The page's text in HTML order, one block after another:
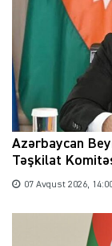
Azərbaycan
Təşkilat
07 Avqust 2026,